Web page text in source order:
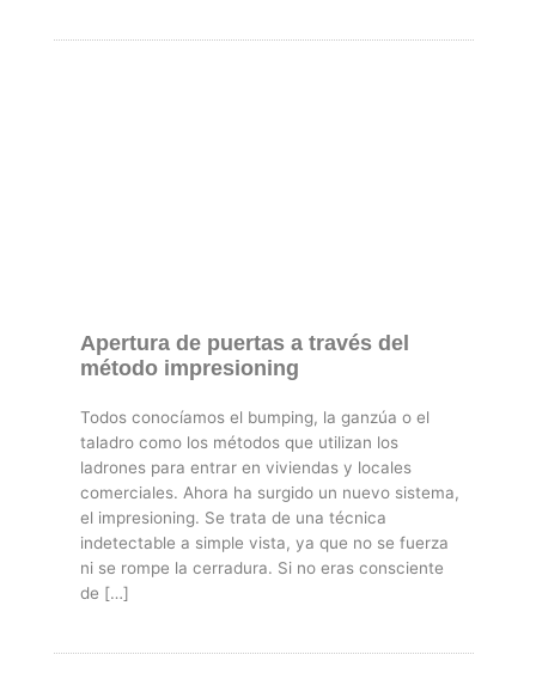
Apertura de puertas a través del
método impresioning
Todos conocíamos el bumping, la ganzúa o el
taladro como los métodos que utilizan los
ladrones para entrar en viviendas y locales
comerciales. Ahora ha surgido un nuevo sistema,
el impresioning. Se trata de una técnica
indetectable a simple vista, ya que no se fuerza
ni se rompe la cerradura. Si no eras consciente
de […]